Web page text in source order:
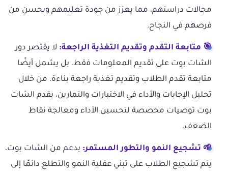
مجالات دراستهم، مما يعزز من جودة تعليمهم ويحسن من
فرصهم في النجاح.
🎯 متابعة التقدم وتقديم التغذية الراجعة: لا يقتصر دور
الشات بوت على تقديم المعلومات فقط، بل يشمل أيضًا
متابعة تقدم الطلاب وتقديم تغذية راجعة بناءة. من خلال
تحليل الإجابات والأداء في الاختبارات والتمارين، يقدم الشات
بوت توصيات مخصصة لتحسين الأداء ومعالجة نقاط
الضعف.
🌱 تشجيع النمو والتطور المستمر: بدعم من الشات بوت،
يتم تشجيع الطلاب على تبني عقلية النمو والتطلع دائمًا إلى